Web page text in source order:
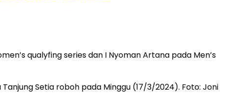
qualyfing series dan I Nyoman Artana pada Men’s